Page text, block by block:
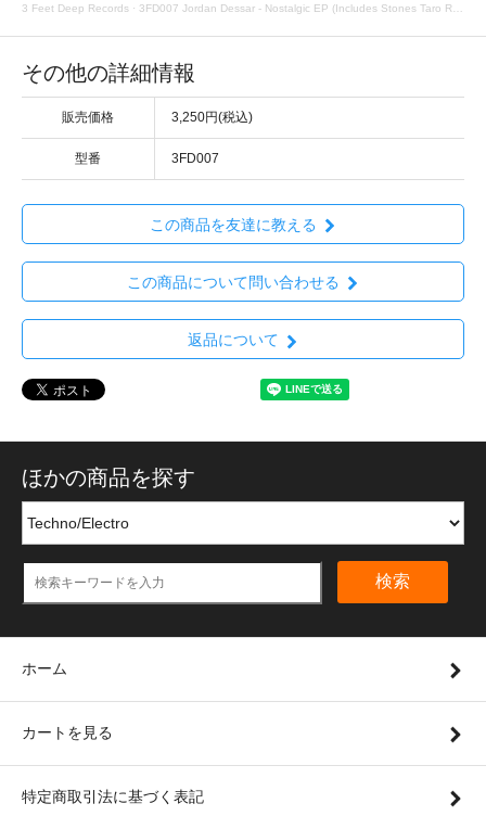
3 Feet Deep Records · 3FD007 Jordan Dessar - Nostalgic EP (Includes Stones Taro Remix)
その他の詳細情報
販売価格 3,250円(税込)
型番 3FD007
この商品を友達に教える
この商品について問い合わせる
返品について
ほかの商品を探す
検索
ホーム
カートを見る
特定商取引法に基づく表記